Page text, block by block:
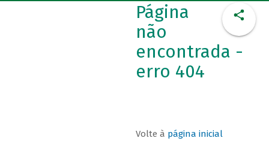
Página
não
encontrada -
erro 404
Volte à página inicial